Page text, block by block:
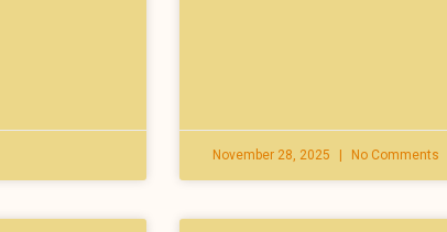
November 28, 2025 No Comments